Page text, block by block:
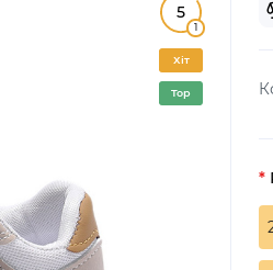
5
1
Хіт
Top